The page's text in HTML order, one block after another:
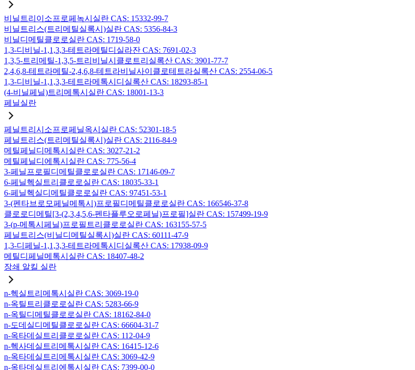
비닐트리이소프로페녹시실란 CAS: 15332-99-7
비닐트리스(트리메틸실록시)실란 CAS: 5356-84-3
비닐디메틸클로로실란 CAS: 1719-58-0
1,3-디비닐-1,1,3,3-테트라메틸디실라잔 CAS: 7691-02-3
1,3,5-트리메틸-1,3,5-트리비닐시클로트리실록산 CAS: 3901-77-7
2,4,6,8-테트라메틸-2,4,6,8-테트라비닐사이클로테트라실록산 CAS: 2554-06-5
1,3-디비닐-1,1,3,3-테트라메톡시디실록산 CAS: 18293-85-1
(4-비닐페닐)트리메톡시실란 CAS: 18001-13-3
페닐실란
페닐트리시소프로페닐옥시실란 CAS: 52301-18-5
페닐트리스(트리메틸실록시)실란 CAS: 2116-84-9
메틸페닐디메톡시실란 CAS: 3027-21-2
메틸페닐디에톡시실란 CAS: 775-56-4
3-페닐프로필디메틸클로로실란 CAS: 17146-09-7
6-페닐헥실트리클로로실란 CAS: 18035-33-1
6-페닐헥실디메틸클로로실란 CAS: 97451-53-1
3-(펜타브로모페닐메톡시)프로필디메틸클로로실란 CAS: 166546-37-8
클로로디메틸[3-(2,3,4,5,6-펜타플루오로페닐)프로필]실란 CAS: 157499-19-9
3-(p-메톡시페닐)프로필트리클로로실란 CAS: 163155-57-5
페닐트리스(비닐디메틸실록시)실란 CAS: 60111-47-9
1,3-디페닐-1,1,3,3-테트라메톡시디실록산 CAS: 17938-09-9
메틸디페닐메톡시실란 CAS: 18407-48-2
장쇄 알킬 실란
n-헥실트리메톡시실란 CAS: 3069-19-0
n-옥틸트리클로로실란 CAS: 5283-66-9
n-옥틸디메틸클로로실란 CAS: 18162-84-0
n-도데실디메틸클로로실란 CAS: 66604-31-7
n-옥타데실트리클로로실란 CAS: 112-04-9
n-헥사데실트리메톡시실란 CAS: 16415-12-6
n-옥타데실트리메톡시실란 CAS: 3069-42-9
n-옥타데실트리에톡시실란 CAS: 7399-00-0